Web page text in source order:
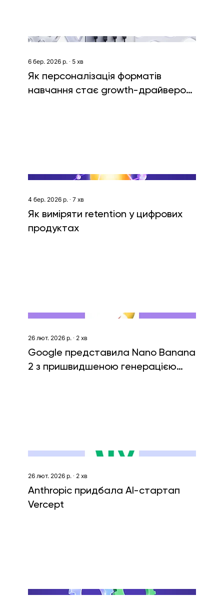
6 бер. 2026 р.∙ 5 хв
Як персоналізація форматів
навчання стає growth-драйвером:
4 бер. 2026 р.∙ 7 хв
Як виміряти retention у цифрових
продуктах
26 лют. 2026 р. ∙ 2 хв
Google представила Nano Banana
2 з пришвидшеною генерацією
26 лют. 2026 р.∙ 2 хв
Anthropic придбала AI-стартап
Vercept